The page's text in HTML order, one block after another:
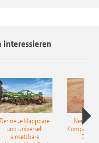
Ceus 5000-2TX
interessieren
Der neue klappbare
und universell
einsetzbare
Neue